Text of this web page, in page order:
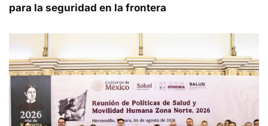
para la seguridad en la frontera